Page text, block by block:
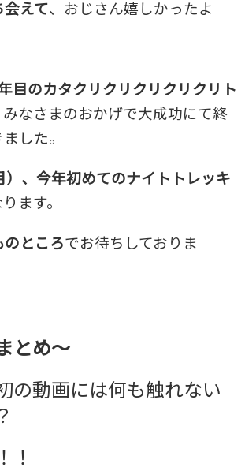
会えて、おじさん嬉しかったよ
目のカタクリクリクリクリクリト
みなさまのおかげで大成功にて終
した。
、今年初めてのナイトトレッキ
ます。
のところでお待ちしておりま
とめ～
の動画には何も触れない
！